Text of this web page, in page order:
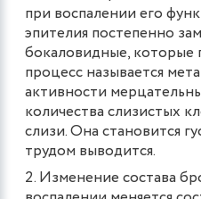
при воспалении его
эпителия постепенно
бокаловидные, которые
процесс называется
активности
количества слизистых
слизи. Она становится
трудом выводится.
Изменение состава